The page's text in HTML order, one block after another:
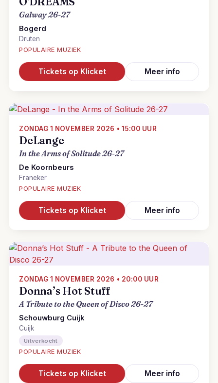
Galway 26-27
Bogerd
Druten
POPULAIRE MUZIEK
Tickets op Klicket Meer info
ZONDAG 1 NOVEMBER 2026 • 15:00 UUR
DeLange
In the Arms of Solitude 26-27
De Koornbeurs
Franeker
POPULAIRE MUZIEK
Tickets op Klicket Meer info
ZONDAG 1 NOVEMBER 2026 • 20:00 UUR
Donna’s Hot Stuff
A Tribute to the Queen of Disco 26-27
Schouwburg Cuijk
Cuijk
Uitverkocht
POPULAIRE MUZIEK
Tickets op Klicket Meer info